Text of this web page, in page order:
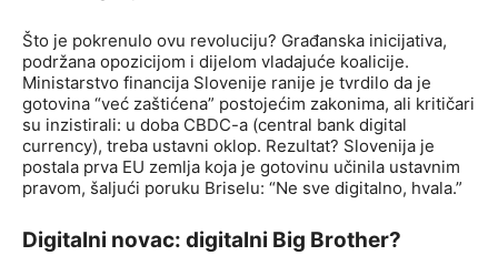
Što je pokrenulo ovu revoluciju? Građanska inicijativa,
podržana opozicijom i dijelom vladajuće koalicije.
Ministarstvo financija Slovenije ranije je tvrdilo da je
gotovina “već zaštićena” postojećim zakonima, ali kritičari
su inzistirali: u doba CBDC-a (central bank digital
currency), treba ustavni oklop. Rezultat? Slovenija je
postala prva EU zemlja koja je gotovinu učinila ustavnim
pravom, šaljući poruku Briselu: “Ne sve digitalno, hvala.”
Digitalni novac: digitalni Big Brother?